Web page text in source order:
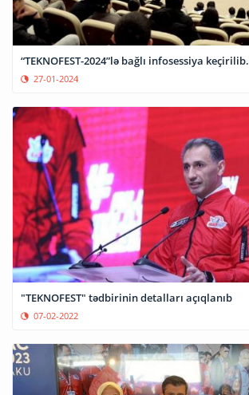
“TEKNOFEST-2024”lə bağlı infosessiya keçirilib.
27-01-2024
"TEKNOFEST" tədbirinin detalları açıqlanıb
07-02-2022